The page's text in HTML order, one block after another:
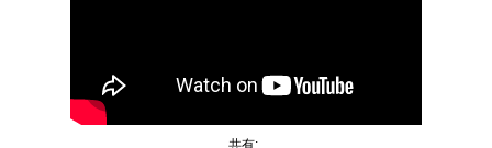
共有: